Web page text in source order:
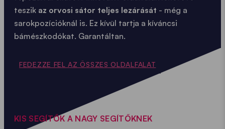
teszik az orvosi sátor teljes lezárását - még a
sarokpozícióknál is. Ez kívül tartja a kíváncsi
bámészkodókat. Garantáltan.
FEDEZZE FEL AZ ÖSSZES OLDALFALAT
KIS SEGÍTŐK A NAGY SEGÍTŐKNEK